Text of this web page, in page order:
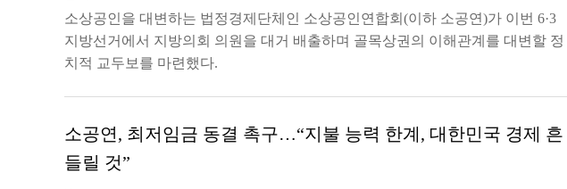
소상공인을 대변하는 법정경제단체인 소상공인연합회(이하 소공연)가 이번 6·3
지방선거에서 지방의회 의원을 대거 배출하며 골목상권의 이해관계를 대변할 정
치적 교두보를 마련했다.
소공연, 최저임금 동결 촉구…“지불 능력 한계, 대한민국 경제 흔
들릴 것”